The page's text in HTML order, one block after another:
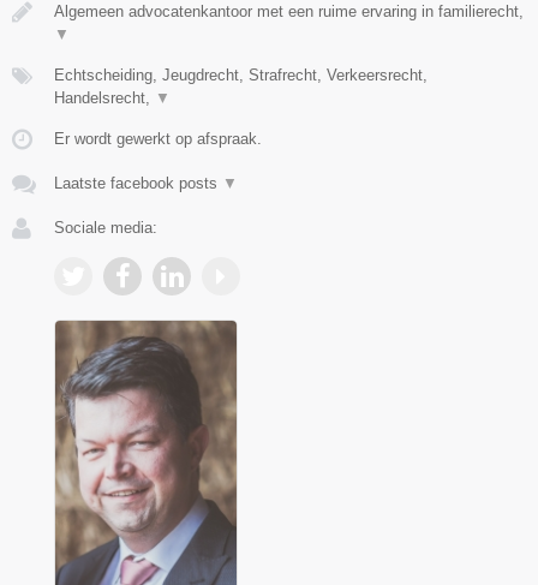
Algemeen advocatenkantoor met een ruime ervaring in familierecht,
▼
Echtscheiding, Jeugdrecht, Strafrecht, Verkeersrecht,
Handelsrecht,
▼
Er wordt gewerkt op afspraak.
Laatste facebook posts ▼
Sociale media: